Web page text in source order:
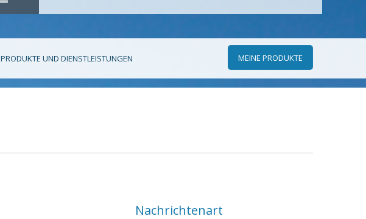
PRODUKTE UND DIENSTLEISTUNGEN MEINE PRODUKTE
Nachrichtenart